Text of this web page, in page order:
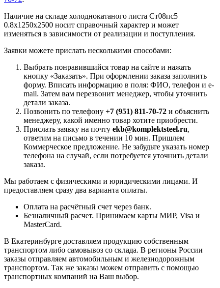
Наличие на складе холоднокатаного листа Ст08пс5
0.8x1250x2500 носит справочный характер и может
изменяться в зависимости от реализации и поступления.
Заявки можете прислать несколькими способами:
Выбрать понравившийся товар на сайте и нажать
кнопку «Заказать». При оформлении заказа заполнить
форму. Вписать информацию в поля: ФИО, телефон и e-
mail. Затем вам перезвонит менеджер, чтобы уточнить
детали заказа.
Позвонить по телефону +7 (951) 811-70-72 и объяснить
менеджеру, какой именно товар хотите приобрести.
Прислать заявку на почту ekb@komplektsteel.ru,
ответим на письмо в течении 10 мин. Пришлем
Коммерческое предложение. Не забудьте указать номер
телефона на случай, если потребуется уточнить детали
заказа.
Мы работаем с физическими и юридическими лицами. И
предоставляем сразу два варианта оплаты.
Оплата на расчётный счет через банк.
Безналичный расчет. Принимаем карты МИР, Visa и
MasterCard.
В Екатеринбурге доставляем продукцию собственным
транспортом либо самовывоз со склада. В регионы России
заказы отправляем автомобильным и железнодорожным
транспортом. Так же заказы можем отправить с помощью
транспортных компаний на Ваш выбор.